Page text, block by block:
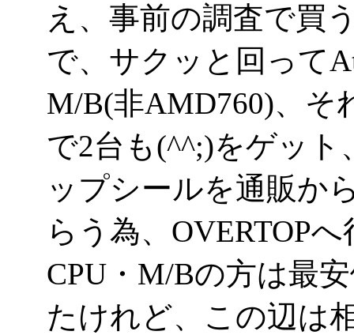
え、事前の調査で買
で、サクッと回って
M/B(非AMD760)、そ
で2台も(^^;)をゲッ
ップシールを通販か
らう為、OVERTOP
CPU・M/Bの方は最
たけれど、この辺は